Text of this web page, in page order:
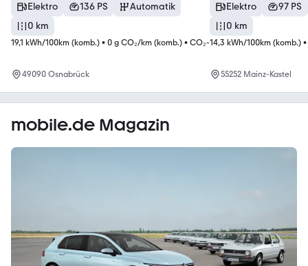
Elektro 136 PS
Automatik
0 km
19,1 kWh/100km (komb.) • 0 g CO₂/km (komb.) • CO₂-Klasse A (komb.)
49090 Osnabrück
Elektro
97 PS
0 km
14,3 kWh/100km (komb.) •
55252 Mainz-Kastel
mobile.de Magazin